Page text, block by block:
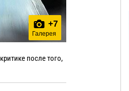
+7
Галерея
после того,